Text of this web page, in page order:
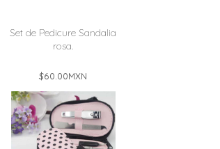
Set de Pedicure Sandalia
rosa.
$60.00MXN